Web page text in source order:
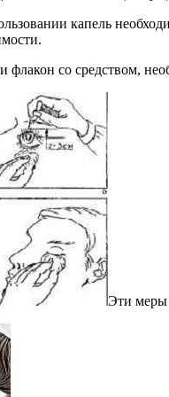
капель
флакон со средством,
Эти меры